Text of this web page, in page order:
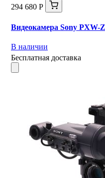
294 680 Р
Видеокамера Sony PXW-
В наличии
Бесплатная доставка